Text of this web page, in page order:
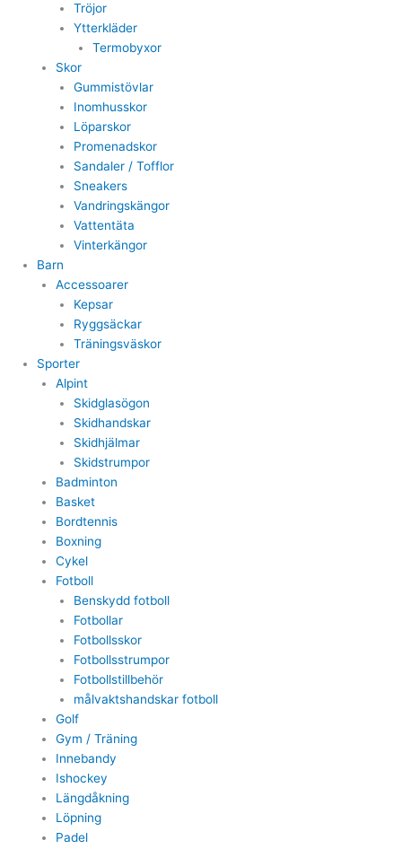
Tröjor
Ytterkläder
Termobyxor
Skor
Gummistövlar
Inomhusskor
Löparskor
Promenadskor
Sandaler / Tofflor
Sneakers
Vandringskängor
Vattentäta
Vinterkängor
Barn
Accessoarer
Kepsar
Ryggsäckar
Träningsväskor
Sporter
Alpint
Skidglasögon
Skidhandskar
Skidhjälmar
Skidstrumpor
Badminton
Basket
Bordtennis
Boxning
Cykel
Fotboll
Benskydd fotboll
Fotbollar
Fotbollsskor
Fotbollsstrumpor
Fotbollstillbehör
målvaktshandskar fotboll
Golf
Gym / Träning
Innebandy
Ishockey
Längdåkning
Löpning
Padel